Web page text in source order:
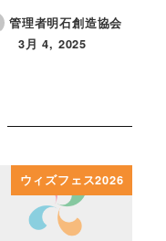
管理者明石創造協会
投稿日
3月 4, 2025
ウィズフェス2026